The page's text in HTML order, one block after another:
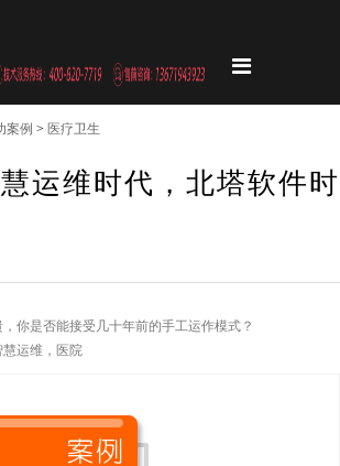
案例 > 医疗卫生
运维时代，北塔软件时
你是否能接受几十年前的手工运作模式？
运维，医院